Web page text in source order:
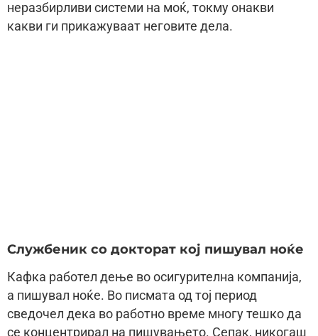
неразбирливи системи на моќ, токму онакви
какви ги прикажуваат неговите дела.
Службеник со докторат кој пишувал ноќе
Кафка работел дење во осигурителна компанија,
а пишувал ноќе. Во писмата од тој период
сведочел дека во работно време многу тешко да
се концентрирал на пишувањето. Сепак, никогаш